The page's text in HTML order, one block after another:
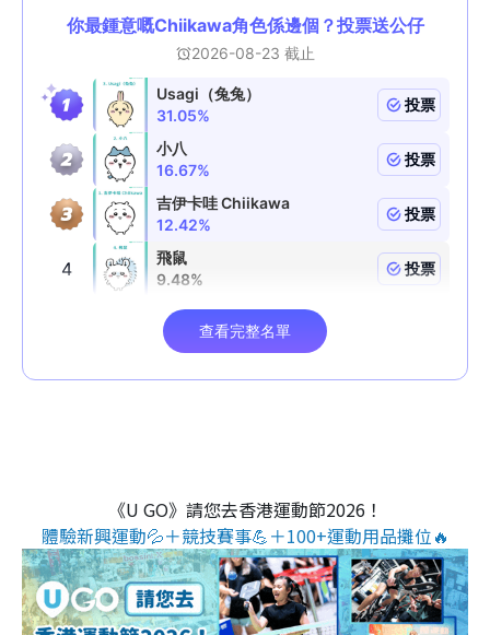
《U GO》請您去香港運動節2026！
體驗新興運動💦＋競技賽事💪＋100+運動用品攤位🔥